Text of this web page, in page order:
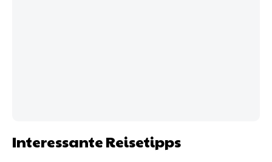
Interessante Reisetipps